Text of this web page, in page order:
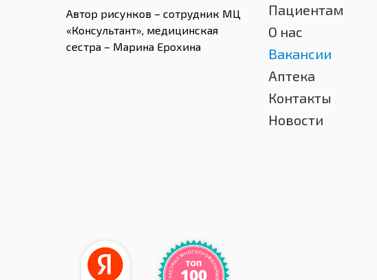
Автор рисунков – сотрудник МЦ
«Консультант», медицинская
сестра – Марина Ерохина
Пациентам
О нас
Вакансии
Аптека
Контакты
Новости